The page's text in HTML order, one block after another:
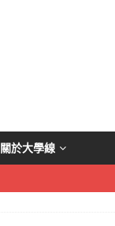
關於大學線